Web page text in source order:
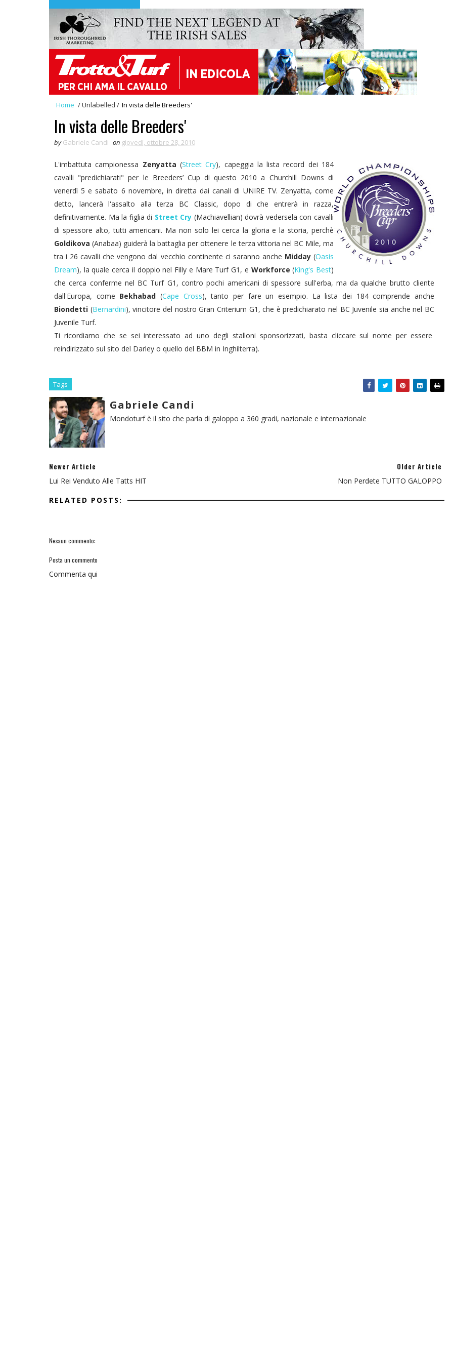
Home /Unlabelled / In vista delle Breeders'
In vista delle Breeders'
by Gabriele Candi on giovedì, ottobre 28, 2010
L'imbattuta campionessa Zenyatta (Street Cry), capeggia la lista record dei 184
cavalli "predichiarati" per le Breeders’ Cup di questo 2010 a Churchill Downs di
venerdì 5 e sabato 6 novembre, in diretta dai canali di UNIRE TV. Zenyatta, come
detto, lancerà l'assalto alla terza BC Classic, dopo di che entrerà in razza,
definitivamente. Ma la figlia di Street Cry (Machiavellian) dovrà vedersela con cavalli
di spessore alto, tutti americani. Ma non solo lei cerca la gloria e la storia, perchè
Goldikova (Anabaa) guiderà la battaglia per ottenere le terza vittoria nel BC Mile, ma
tra i 26 cavalli che vengono dal vecchio continente ci saranno anche Midday(Oasis
Dream), la quale cerca il doppio nel Filly e Mare Turf G1, e Workforce (King's Best)
che cerca conferme nel BC Turf G1, contro pochi americani di spessore sull'erba, ma da qualche brutto cliente
dall'Europa, come Bekhabad (Cape Cross), tanto per fare un esempio. La lista dei 184 comprende anche
Biondetti (Bernardini), vincitore del nostro Gran Criterium G1, che è predichiarato nel BC Juvenile sia anche nel BC
Juvenile Turf.
Ti ricordiamo che se sei interessato ad uno degli stalloni sponsorizzati, basta cliccare sul nome per essere
reindirizzato sul sito del Darley o quello del BBM in Inghilterra).
Tags
Gabriele Candi
Mondoturf è il sito che parla di galoppo a 360 gradi, nazionale e internazionale
Newer Article
Lui Rei Venduto Alle Tatts HIT
Older Article
Non Perdete TUTTO GALOPPO
RELATED POSTS:
Nessun commento:
Posta un commento
Commenta qui